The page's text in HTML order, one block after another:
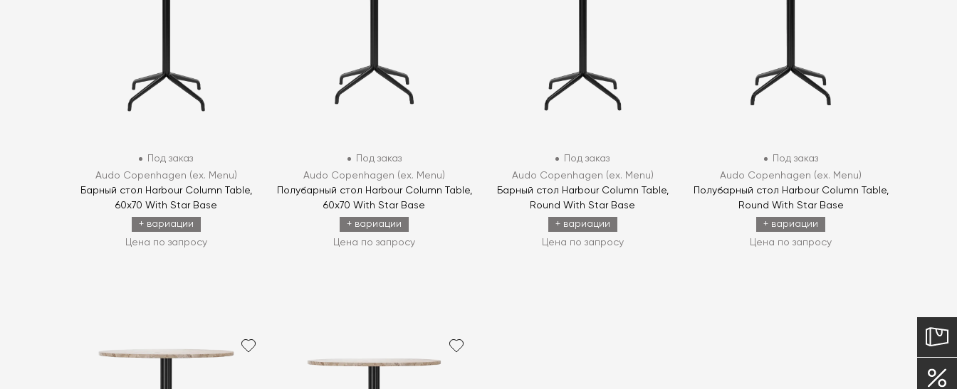
Под заказ
Audo Copenhagen (ex. Menu)
Барный стол Harbour Column Table,
60x70 With Star Base
+ вариации
Цена по запросу
Под заказ
Audo Copenhagen (ex. Menu)
Полубарный стол Harbour Column Table,
60x70 With Star Base
+ вариации
Цена по запросу
Под заказ
Audo Copenhagen (ex. Menu)
Барный стол Harbour Column Table,
Round With Star Base
+ вариации
Цена по запросу
Под заказ
Audo Copenhagen (ex. Menu)
Полубарный стол Harbour Column Table,
Round With Star Base
+ вариации
Цена по запросу